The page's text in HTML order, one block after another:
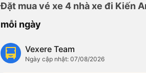
Đặt mua vé xe 4 nhà xe đi Kiến
mỗi ngày
Vexere Team
Ngày cập nhật: 07/08/2026